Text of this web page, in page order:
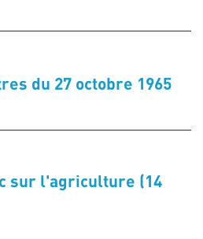
du 27 octobre 1965
sur l'agriculture (14